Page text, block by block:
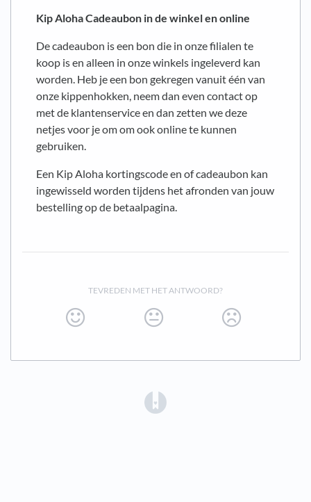
Kip AlohaCadeaubon in de winkel en online
De cadeaubon is een bon die in onze filialen te
koop is en alleen in onze winkels ingeleverd kan
worden. Heb je een bon gekregen vanuit één van
onze kippenhokken, neem dan even contact op
met de klantenservice en dan zetten we deze
netjes voor je om om ook online te kunnen
gebruiken.
Een Kip Aloha kortingscode en of cadeaubon kan
ingewisseld worden tijdens het afronden van jouw
bestelling op de betaalpagina.
TEVREDEN MET HET ANTWOORD?